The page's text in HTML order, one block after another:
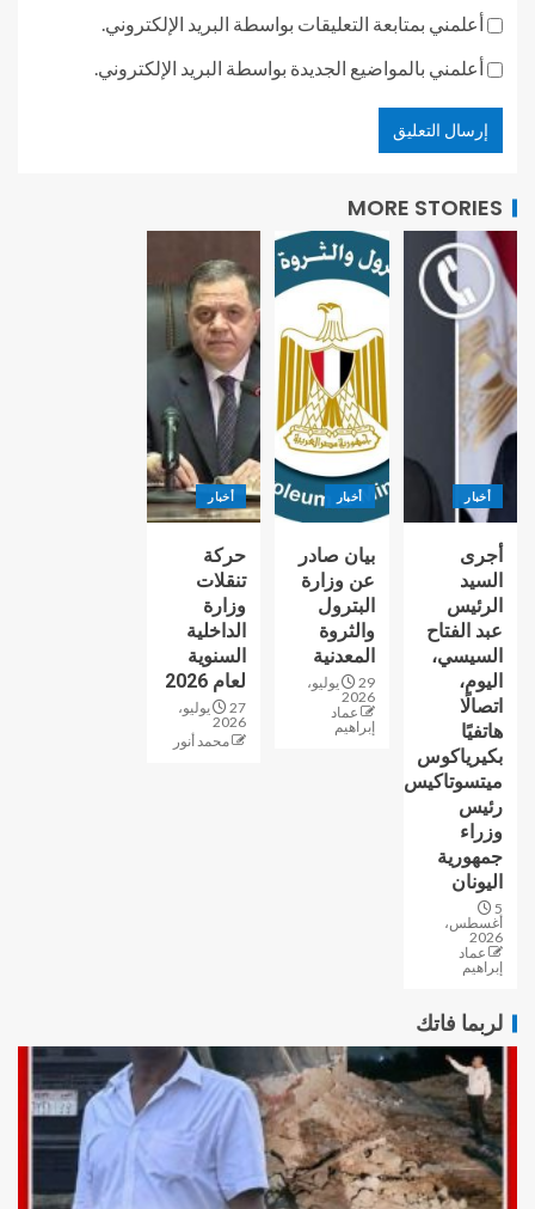
أعلمني بمتابعة التعليقات بواسطة البريد الإلكتروني.
أعلمني بالمواضيع الجديدة بواسطة البريد الإلكتروني.
MORE STORIES
أخبار
أجرى
السيد
الرئيس
عبد الفتاح
السيسي،
اليوم،
اتصالًا
هاتفيًا
بكيرياكوس
ميتسوتاكيس
رئيس
وزراء
جمهورية
اليونان
5
أغسطس،
2026
عماد
إبراهيم
أخبار
بيان صادر
عن وزارة
البترول
والثروة
المعدنية
29 يوليو،
2026
عماد
إبراهيم
أخبار
حركة
تنقلات
وزارة
الداخلية
السنوية
لعام 2026
27 يوليو،
2026
محمد أنور
لربما فاتك